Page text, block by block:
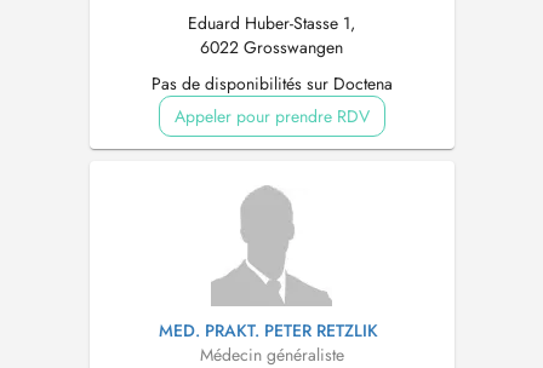
Eduard Huber-Stasse 1,
6022 Grosswangen
Pas de disponibilités sur Doctena
Appeler pour prendre RDV
MED. PRAKT. PETER RETZLIK
Médecin généraliste